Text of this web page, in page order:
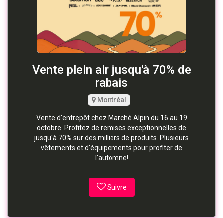
Vente plein air jusqu'à 70% de
rabais
Montréal
Vente d'entrepôt chez Marché Alpin du 16 au 19
octobre. Profitez de remises exceptionnelles de
jusqu'à 70% sur des milliers de produits. Plusieurs
vêtements et d'équipements pour profiter de
l'automne!
Suivre